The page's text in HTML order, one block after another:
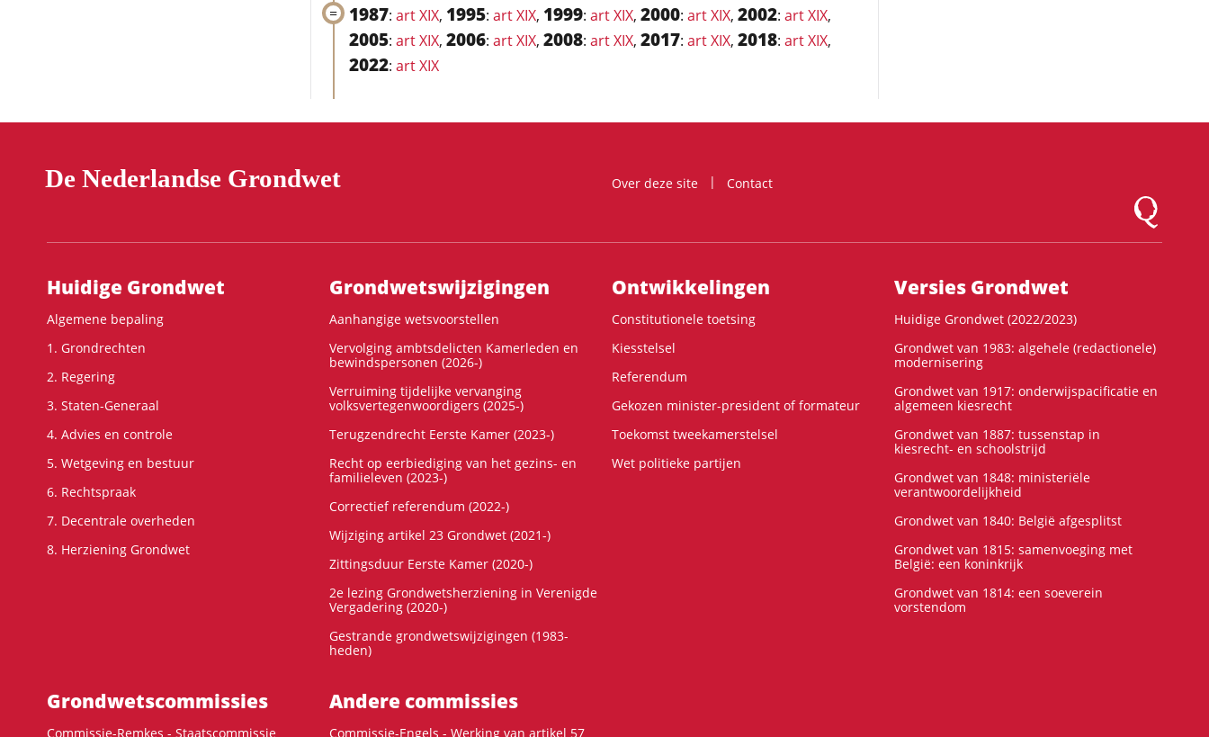
1987: art XIX, 1995: art XIX, 1999: art XIX, 2000: art XIX, 2002: art XIX,
2005: art XIX, 2006: art XIX, 2008: art XIX, 2017: art XIX, 2018: art XIX,
2022: art XIX
De Nederlandse Grondwet Over deze site
Contact
Logo
Hoofdnavigatie
Huidige Grondwet
Algemene bepaling
1. Grondrechten
2. Regering
3. Staten-Generaal
4. Advies en controle
5. Wetgeving en bestuur
6. Rechtspraak
7. Decentrale overheden
8. Herziening Grondwet
Grondwets­wijzigingen
Aanhangige wetsvoorstellen
Vervolging ambtsdelicten Kamerleden en
bewindspersonen (2026-)
Verruiming tijdelijke vervanging
volksvertegenwoordigers (2025-)
Terugzendrecht Eerste Kamer (2023-)
Recht op eerbiediging van het gezins- en
familieleven (2023-)
Correctief referendum (2022-)
Wijziging artikel 23 Grondwet (2021-)
Zittingsduur Eerste Kamer (2020-)
2e lezing Grondwetsherziening in Verenigde
Vergadering (2020-)
Gestrande grondwetswijzigingen (1983-
heden)
Ontwikke­lingen
Constitutionele toetsing
Kiesstelsel
Referendum
Gekozen minister-president of formateur
Toekomst tweekamerstelsel
Wet politieke partijen
Versies Grondwet
Huidige Grondwet (2022/2023)
Grondwet van 1983: algehele (redactionele)
modernisering
Grondwet van 1917: onderwijspacificatie en
algemeen kiesrecht
Grondwet van 1887: tussenstap in
kiesrecht- en schoolstrijd
Grondwet van 1848: ministeriële
verantwoordelijkheid
Grondwet van 1840: België afgesplitst
Grondwet van 1815: samenvoeging met
België: een koninkrijk
Grondwet van 1814: een soeverein
vorstendom
Grondwets­commissies
Commissie-Remkes - Staatscommissie
Andere commissies
Commissie-Engels - Werking van artikel 57